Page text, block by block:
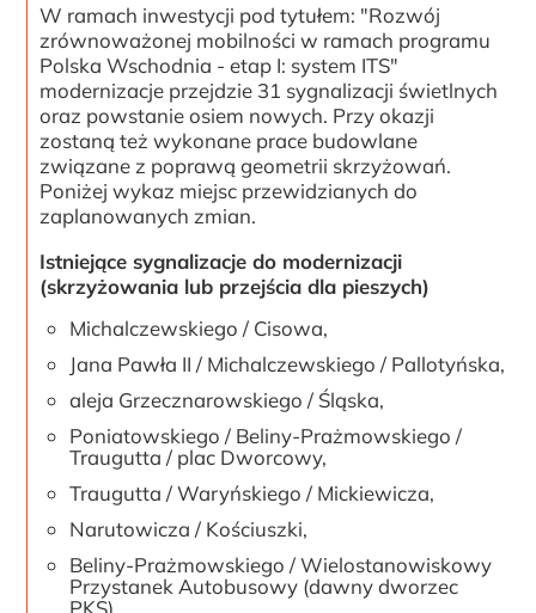
W ramach inwestycji pod tytułem: "Rozwój
zrównoważonej mobilności w ramach programu
Polska Wschodnia - etap I: system ITS"
modernizacje przejdzie 31 sygnalizacji świetlnych
oraz powstanie osiem nowych. Przy okazji
zostaną też wykonane prace budowlane
związane z poprawą geometrii skrzyżowań.
Poniżej wykaz miejsc przewidzianych do
zaplanowanych zmian.
Istniejące sygnalizacje do modernizacji
(skrzyżowania lub przejścia dla pieszych)
Michalczewskiego / Cisowa,
Jana Pawła II / Michalczewskiego / Pallotyńska,
aleja Grzecznarowskiego / Śląska,
Poniatowskiego / Beliny-Prażmowskiego /
Traugutta / plac Dworcowy,
Traugutta / Waryńskiego / Mickiewicza,
Narutowicza / Kościuszki,
Beliny-Prażmowskiego / Wielostanowiskowy
Przystanek Autobusowy (dawny dworzec